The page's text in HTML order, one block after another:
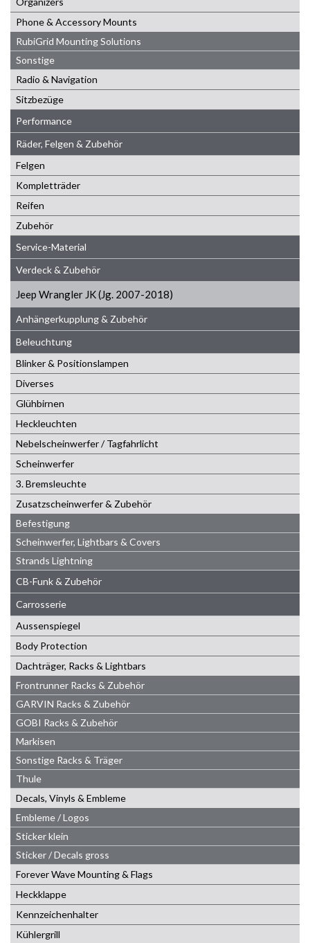
Phone & Accessory Mounts
RubiGrid Mounting Solutions
Sonstige
Radio & Navigation
Sitzbezüge
Performance
Räder, Felgen & Zubehör
Felgen
Kompletträder
Reifen
Zubehör
Service-Material
Verdeck & Zubehör
Jeep Wrangler JK (Jg. 2007-2018)
Anhängerkupplung & Zubehör
Beleuchtung
Blinker & Positionslampen
Diverses
Glühbirnen
Heckleuchten
Nebelscheinwerfer / Tagfahrlicht
Scheinwerfer
3. Bremsleuchte
Zusatzscheinwerfer & Zubehör
Befestigung
Scheinwerfer, Lightbars & Covers
Strands Lightning
CB-Funk & Zubehör
Carrosserie
Aussenspiegel
Body Protection
Dachträger, Racks & Lightbars
Frontrunner Racks & Zubehör
GARVIN Racks & Zubehör
GOBI Racks & Zubehör
Markisen
Sonstige Racks & Träger
Thule
Decals, Vinyls & Embleme
Embleme / Logos
Sticker klein
Sticker / Decals gross
Forever Wave Mounting & Flags
Heckklappe
Kennzeichenhalter
Kühlergrill